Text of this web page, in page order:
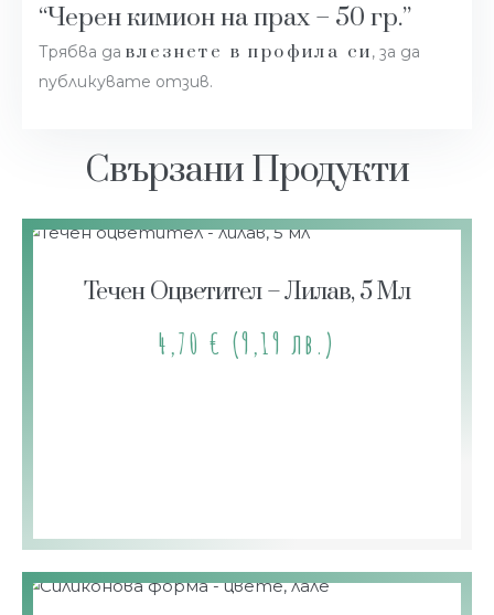
“Черен кимион на прах – 50 гр.”
Трябва да влезнете в профила си, за да
публикувате отзив.
Свързани Продукти
Течен Оцветител – Лилав, 5 Мл
4,70 € (9,19 лв.)